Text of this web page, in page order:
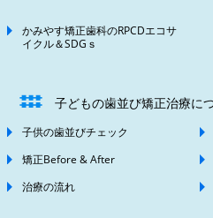
かみやす矯正歯科のRPCDエコサ
イクル＆SDGｓ
子どもの歯並び矯正治療に
子供の歯並びチェック
矯正Before & After
治療の流れ